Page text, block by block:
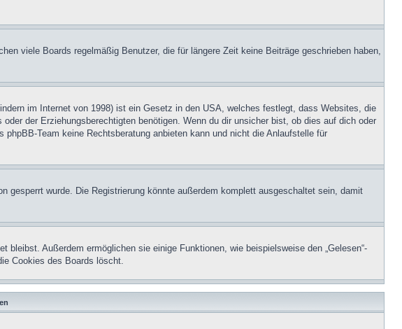
viele Boards regelmäßig Benutzer, die für längere Zeit keine Beiträge geschrieben haben,
im Internet von 1998) ist ein Gesetz in den USA, welches festlegt, dass Websites, die
der Erziehungsberechtigten benötigen. Wenn du dir unsicher bist, ob dies auf dich oder
Team keine Rechtsberatung anbieten kann und nicht die Anlaufstelle für
wurde. Die Registrierung könnte außerdem komplett ausgeschaltet sein, damit
Außerdem ermöglichen sie einige Funktionen, wie beispielsweise den „Gelesen“-
Cookies des Boards löscht.